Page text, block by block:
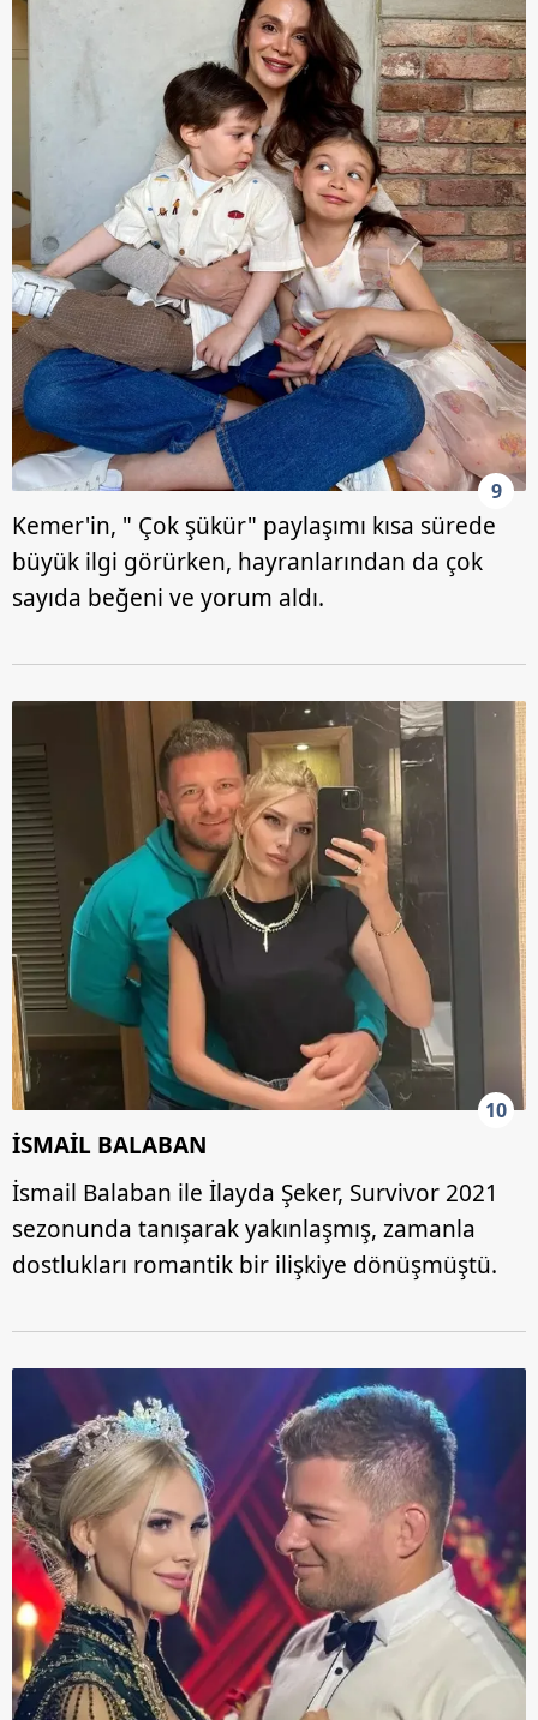
9
Kemer'in, " Çok şükür" paylaşımı kısa sürede
büyük ilgi görürken, hayranlarından da çok
sayıda beğeni ve yorum aldı.
10
İSMAİL BALABAN
İsmail Balaban ile İlayda Şeker, Survivor 2021
sezonunda tanışarak yakınlaşmış, zamanla
dostlukları romantik bir ilişkiye dönüşmüştü.